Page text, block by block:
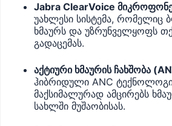
Jabra ClearVoice
უახლესი სისტემა, რომელიც
ხმაურს და უზრუნველყოფს
გადაცემას.
აქტიური ხმაურის ჩახშობა
ჰიბრიდული ANC
მაქსიმალურად ამცირებს
სახლში მუშაობისას.